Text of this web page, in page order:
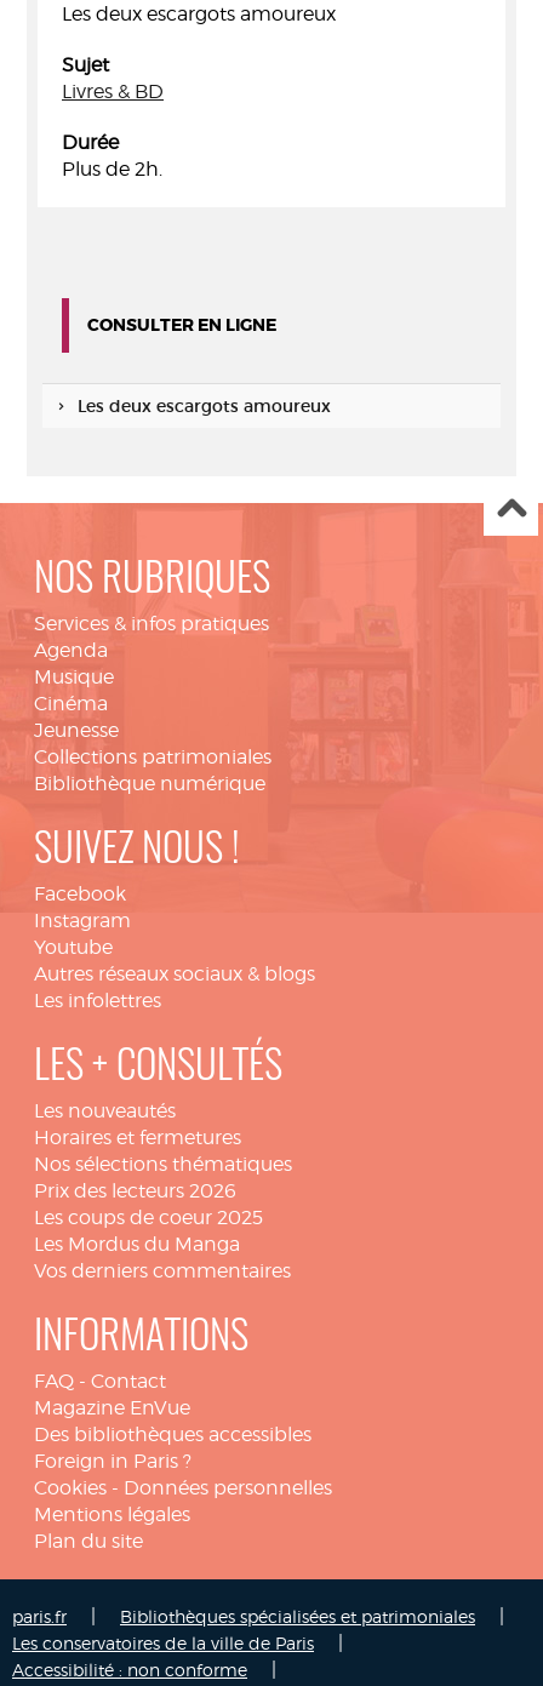
Les deux escargots amoureux
Sujet
Livres & BD
Durée
Plus de 2h.
CONSULTER EN LIGNE
Les deux escargots amoureux
NOS RUBRIQUES
Services & infos pratiques
Agenda
Musique
Cinéma
Jeunesse
Collections patrimoniales
Bibliothèque numérique
SUIVEZ NOUS !
Facebook
Instagram
Youtube
Autres réseaux sociaux & blogs
Les infolettres
LES + CONSULTÉS
Les nouveautés
Horaires et fermetures
Nos sélections thématiques
Prix des lecteurs 2026
Les coups de coeur 2025
Les Mordus du Manga
Vos derniers commentaires
INFORMATIONS
FAQ - Contact
Magazine EnVue
Des bibliothèques accessibles
Foreign in Paris ?
Cookies - Données personnelles
Mentions légales
Plan du site
paris.fr Bibliothèques spécialisées et patrimoniales
Les conservatoires de la ville de Paris
Accessibilité : non conforme